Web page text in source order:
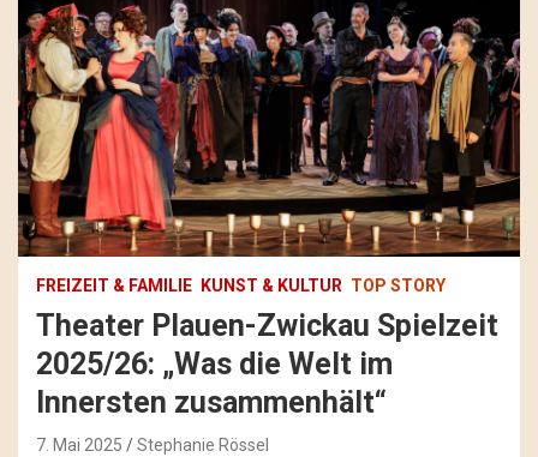
FREIZEIT & FAMILIE KUNST & KULTUR TOP STORY
Theater Plauen-Zwickau Spielzeit
2025/26: „Was die Welt im
Innersten zusammenhält“
7. Mai 2025 Stephanie Rössel